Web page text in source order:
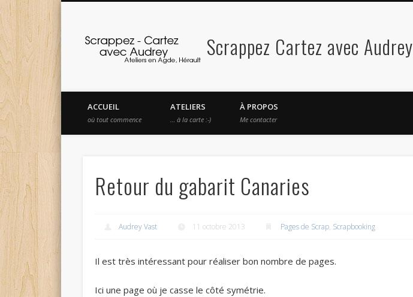
Scrappez Cartez avec Audrey
FacebookVimeo
ACCUEIL
où tout commence
ATELIERS
… à la carte :-)
À PROPOS
Me contacter
Retour du gabarit Canaries
Audrey Vast 11 octobre 2013 Pages de Scrap, Scrapbooking
Il est très intéressant pour réaliser bon nombre de pages.
Ici une page où je casse le côté symétrie.